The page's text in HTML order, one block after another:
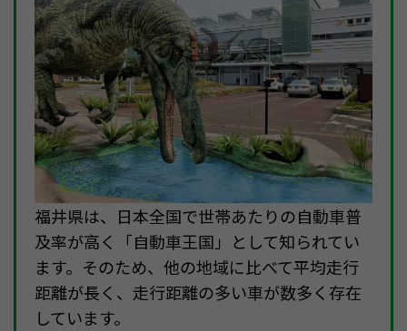
福井県は、日本全国で世帯あたりの自動車普
及率が高く「自動車王国」として知られてい
ます。そのため、他の地域に比べて平均走行
距離が長く、走行距離の多い車が数多く存在
しています。